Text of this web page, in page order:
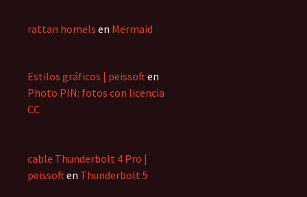
rattan homels en Mermaid
Estilos gráficos | peissoften
Photo PIN: fotos con licencia
CC
cable Thunderbolt 4 Pro |
peissoften Thunderbolt 5